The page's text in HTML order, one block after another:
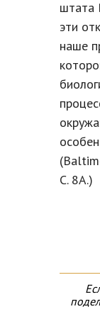
штата
эти
наше
С. 8A.)